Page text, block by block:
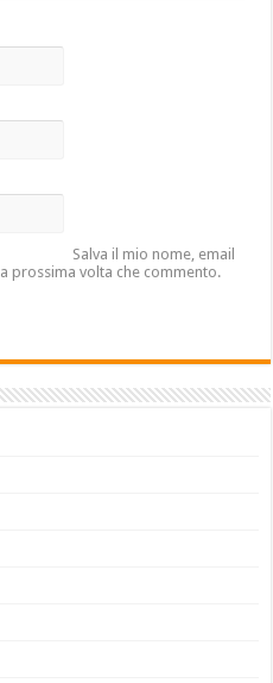
Salva il mio nome, email
prossima volta che commento.